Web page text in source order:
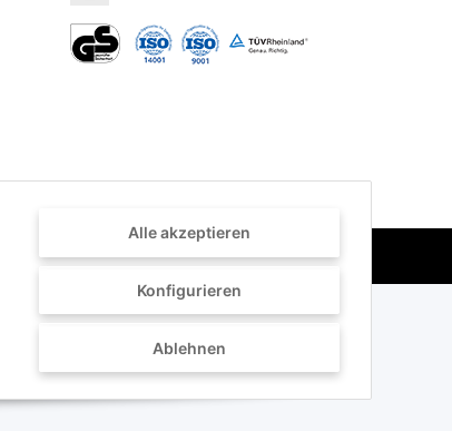
Alle akzeptieren
Konfigurieren
Ablehnen
Powered byJTL-Shop